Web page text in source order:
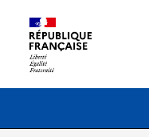
Menu principal